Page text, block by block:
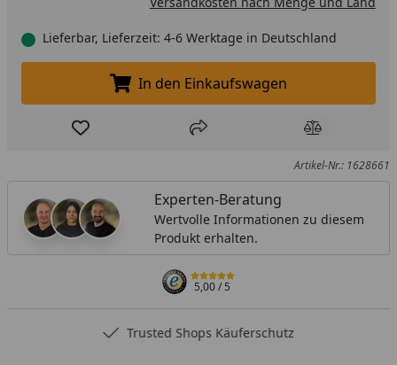
Lieferbar, Lieferzeit: 4-6 Werktage in Deutschland
In den Einkaufswagen legen
In den Einkaufswagen
Produkt zur Wunschliste hinzufügen
Teilen Produkt
Artikel-Nr.: 1628661
Experten-Beratung
Wertvolle Informationen zu diesem
Produkt erhalten.
5,00/ 5
Trusted Shops Käuferschutz